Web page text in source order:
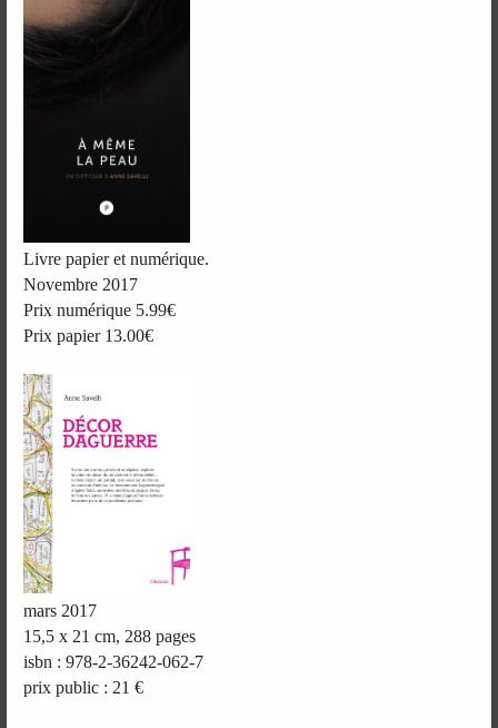
Livre papier et numérique.
Novembre 2017
Prix numérique 5.99€
Prix papier 13.00€
mars 2017
15,5 x 21 cm, 288 pages
isbn : 978-2-36242-062-7
prix public : 21 €